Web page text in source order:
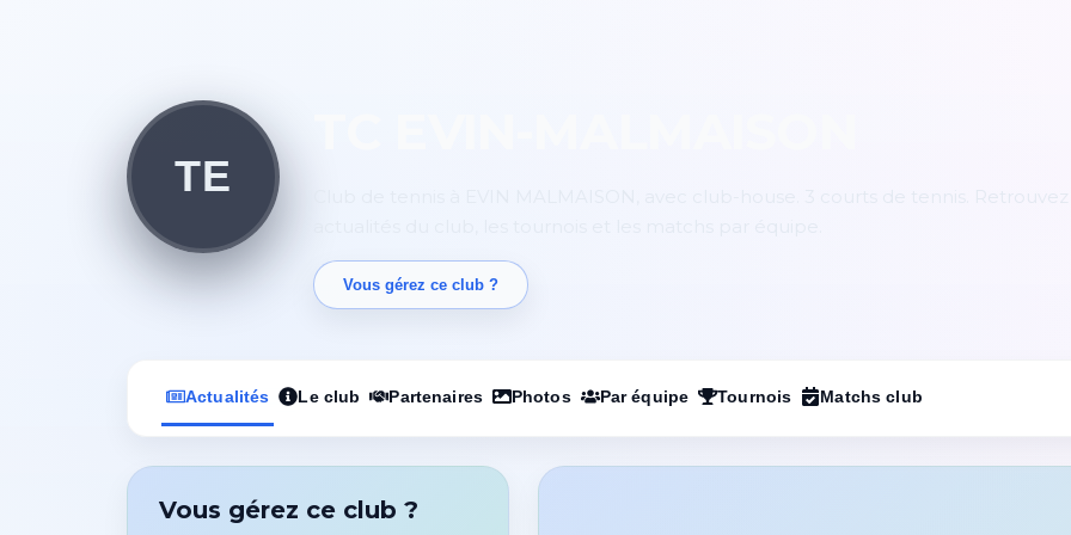
TE
Vous gérez ce club ?
Actualités Le club Partenaires Photos Par équipe Tournois Matchs club
Vous gérez ce club ?